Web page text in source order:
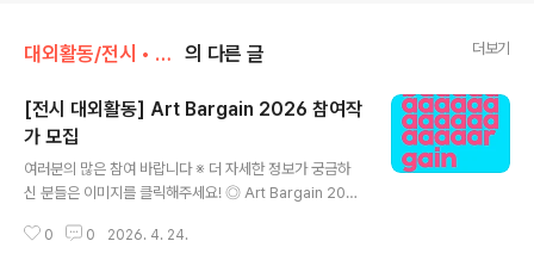
대외활동/전시 • 박람 • 행사 • 축제 의 다른 글 더보기
[전시 대외활동] Art Bargain 2026 참여작
가 모집
여러분의 많은 참여 바랍니다 ※ 더 자세한 정보가 궁금하
신 분들은 이미지를 클릭해주세요! ◎ Art Bargain 202
장- 소장 문턱 완화 : 10만 원~500만 원대 가격 설정으로
0 0 2026. 4. 24.